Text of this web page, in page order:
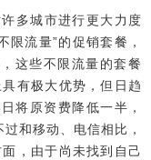
多城市进行更大力度
限流量”的促销套餐，
这些不限流量的套餐
有极大优势，但日趋
日将原资费降低一半，
和移动、电信相比，
，由于尚未找到自己